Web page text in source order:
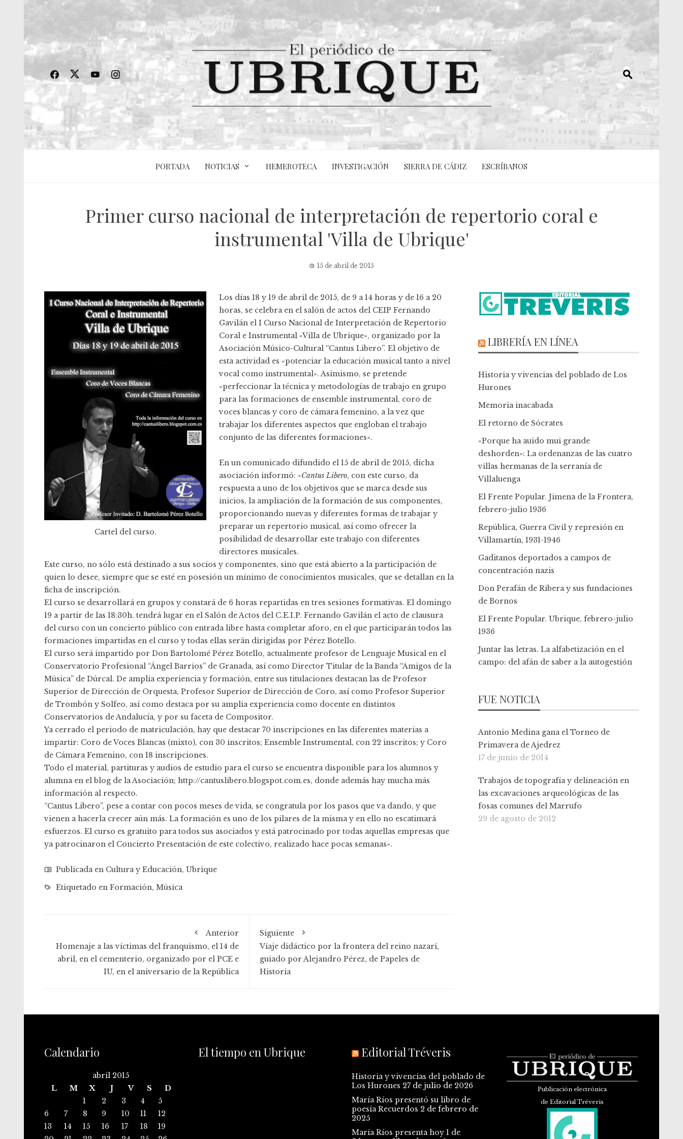
PORTADA NOTICIAS HEMEROTECA INVESTIGACIÓN SIERRA DE CÁDIZ ESCRÍBANOS
Primer curso nacional de interpretación de repertorio coral e
instrumental 'Villa de Ubrique'
15 de abril de 2015
Cartel del curso.
Los días 18 y 19 de abril de 2015, de 9 a 14 horas y de 16 a 20
horas, se celebra en el salón de actos del CEIP Fernando
Gavilán el I Curso Nacional de Interpretación de Repertorio
Coral e Instrumental «Villa de Ubrique», organizado por la
Asociación Músico-Cultural “Cantus Libero”. El objetivo de
esta actividad es «potenciar la educación musical tanto a nivel
vocal como instrumental». Asimismo, se pretende
«perfeccionar la técnica y metodologías de trabajo en grupo
para las formaciones de ensemble instrumental, coro de
voces blancas y coro de cámara femenino, a la vez que
trabajar los diferentes aspectos que engloban el trabajo
conjunto de las diferentes formaciones».
En un comunicado difundido el 15 de abril de 2015, dicha
asociación informó: «Cantus Libero, con este curso, da
respuesta a uno de los objetivos que se marca desde sus
inicios, la ampliación de la formación de sus componentes,
proporcionando nuevas y diferentes formas de trabajar y
preparar un repertorio musical, así como ofrecer la
posibilidad de desarrollar este trabajo con diferentes
directores musicales.
Este curso, no sólo está destinado a sus socios y componentes, sino que está abierto a la participación de
quien lo desee, siempre que se esté en posesión un mínimo de conocimientos musicales, que se detallan en la
ficha de inscripción.
El curso se desarrollará en grupos y constará de 6 horas repartidas en tres sesiones formativas. El domingo
19 a partir de las 18:30h. tendrá lugar en el Salón de Actos del C.E.I.P. Fernando Gavilán el acto de clausura
del curso con un concierto público con entrada libre hasta completar aforo, en el que participarán todos las
formaciones impartidas en el curso y todas ellas serán dirigidas por Pérez Botello.
El curso será impartido por Don Bartolomé Pérez Botello, actualmente profesor de Lenguaje Musical en el
Conservatorio Profesional “Ángel Barrios” de Granada, así como Director Titular de la Banda “Amigos de la
Música” de Dúrcal. De amplia experiencia y formación, entre sus titulaciones destacan las de Profesor
Superior de Dirección de Orquesta, Profesor Superior de Dirección de Coro, así como Profesor Superior
de Trombón y Solfeo, así como destaca por su amplia experiencia como docente en distintos
Conservatorios de Andalucía, y por su faceta de Compositor.
Ya cerrado el periodo de matriculación, hay que destacar 70 inscripciones en las diferentes materias a
impartir: Coro de Voces Blancas (mixto), con 30 inscritos; Ensemble Instrumental, con 22 inscritos; y Coro
de Cámara Femenino, con 18 inscripciones.
Todo el material, partituras y audios de estudio para el curso se encuentra disponible para los alumnos y
alumna en el blog de la Asociación; http://cantuslibero.blogspot.com.es, donde además hay mucha más
información al respecto.
“Cantus Libero”, pese a contar con pocos meses de vida, se congratula por los pasos que va dando, y que
vienen a hacerla crecer aún más. La formación es uno de los pilares de la misma y en ello no escatimará
esfuerzos. El curso es gratuito para todos sus asociados y está patrocinado por todas aquellas empresas que
ya patrocinaron el Concierto Presentación de este colectivo, realizado hace pocas semanas».
Publicada en Cultura y Educación, Ubrique
Etiquetado en Formación, Música
Anterior
Homenaje a las víctimas del franquismo, el 14 de
abril, en el cementerio, organizado por el PCE e
IU, en el aniversario de la República
Siguiente
Viaje didáctico por la frontera del reino nazarí,
guiado por Alejandro Pérez, de Papeles de
Historia
LIBRERÍA EN LÍNEA
Historia y vivencias del poblado de Los
Hurones
Memoria inacabada
El retorno de Sócrates
«Porque ha auido mui grande
deshorden»: La ordenanzas de las cuatro
villas hermanas de la serranía de
Villaluenga
El Frente Popular. Jimena de la Frontera,
febrero-julio 1936
República, Guerra Civil y represión en
Villamartín, 1931-1946
Gaditanos deportados a campos de
concentración nazis
Don Perafán de Ribera y sus fundaciones
de Bornos
El Frente Popular. Ubrique, febrero-julio
1936
Juntar las letras. La alfabetización en el
campo: del afán de saber a la autogestión
FUE NOTICIA
Antonio Medina gana el Torneo de
Primavera de Ajedrez
17 de junio de 2014
Trabajos de topografía y delineación en
las excavaciones arqueológicas de las
fosas comunes del Marrufo
29 de agosto de 2012
Calendario
abril 2015
L
M X J V S
D
1
2 3 4
5
6
7 8 9 10 11
12
13
14 15 16 17 18
19
El tiempo en Ubrique Editorial Tréveris
Historia y vivencias del poblado de
Los Hurones 27 de julio de 2026
María Ríos presentó su libro de
poesía Recuerdos 2 de febrero de
2025
María Ríos presenta hoy 1 de
Publicación electrónica
de Editorial Tréveris